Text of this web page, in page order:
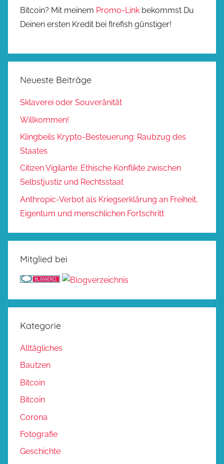
Bitcoin? Mit meinem Promo-Link bekommst Du
Deinen ersten Kredit bei firefish günstiger!
Neueste Beiträge
Sklaverei oder Souveränität
Willkommen!
Klingbeils Krypto-Besteuerung: Raubzug des
Staates
Citizen Vigilante: Ethische Konflikte zwischen
Selbstjustiz und Rechtsstaat
Anthropic-Verbot als Kriegserklärung an Freiheit,
Eigentum und menschlichen Fortschritt
Mitglied bei
Kategorie
Alltägliches
Bautzen
Bitcoin
Bitcoin
Corona
Fotografie
Geschichte